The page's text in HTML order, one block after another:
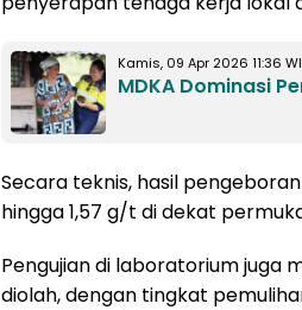
Kamis, 09 Apr 2026 11:36
MDKA Dominasi
Secara teknis, hasil
hingga 1,57 g/t di dekat
Pengujian di laboratorium juga
diolah, dengan tingkat